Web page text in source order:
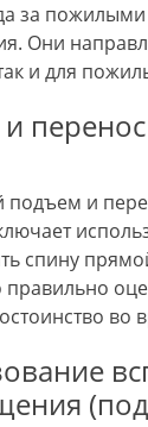
за
Они
и для
и
спину
во